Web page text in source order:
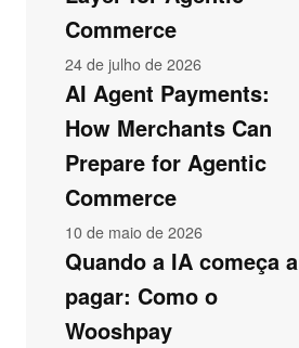
Commerce
24 de julho de 2026
AI Agent Payments:
How Merchants Can
Prepare for Agentic
Commerce
10 de maio de 2026
Quando a IA começa a
pagar: Como o
Wooshpay